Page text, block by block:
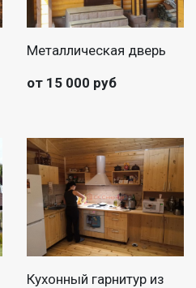
Металлическая дверь
от 15 000 руб
Кухонный гарнитур из